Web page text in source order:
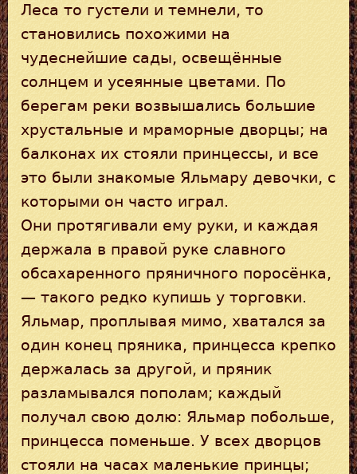
Леса то густели и темнели, то
становились похожими на
чудеснейшие сады, освещённые
солнцем и усеянные цветами. По
берегам реки возвышались большие
хрустальные и мраморные дворцы; на
балконах их стояли принцессы, и все
это были знакомые Яльмару девочки, с
которыми он часто играл.
Они протягивали ему руки, и каждая
держала в правой руке славного
обсахаренного пряничного поросёнка,
— такого редко купишь у торговки.
Яльмар, проплывая мимо, хватался за
один конец пряника, принцесса крепко
держалась за другой, и пряник
разламывался пополам; каждый
получал свою долю: Яльмар побольше,
принцесса поменьше. У всех дворцов
стояли на часах маленькие принцы;